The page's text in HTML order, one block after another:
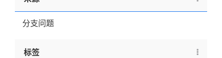
分支问题
标签